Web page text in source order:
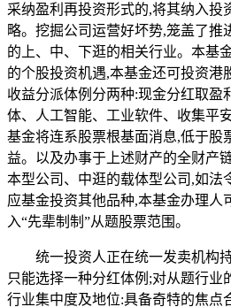
采纳盈利再投资形式的,将其纳入投
略。挖掘公司运营好坏势,笼盖了推
的上、中、下逛的相关行业。本基
的个股投资机遇,本基金还可投资港
收益分派体例分两种:现金分红取盈
体、人工智能、工业软件、收集平
基金将连系股票根基面消息,低于股
益。以及办事于上述财产的全财产
本型公司、中逛的载体型公司,如法
应基金投资其他品种,本基金办理人
入“先辈制制”从题股票范围。
统一投资人正在统一发卖机构持
只能选择一种分红体例;对从题行业
行业集中度及地位:具备奇特的焦点